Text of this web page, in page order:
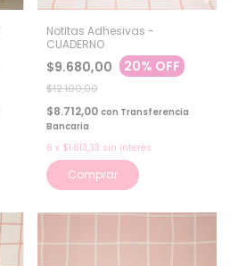
Notitas Adhesivas -
CUADERNO
$9.680,00 20% OFF
$12.100,00
$8.712,00 con Transferencia
Bancaria
6 x $1.613,33 sin interés
Comprar